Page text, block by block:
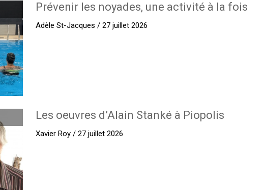
Prévenir les noyades, une activité à la fois
Adèle St-Jacques / 27 juillet 2026
Les oeuvres d’Alain Stanké à Piopolis
Xavier Roy / 27 juillet 2026